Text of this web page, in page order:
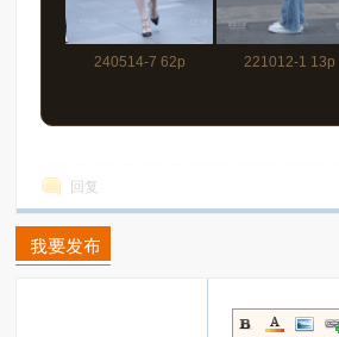
240514-7 62p 221012-1 13p
回复